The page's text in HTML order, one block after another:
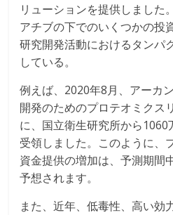
リューションを提供しました
アチブの下でのいくつかの投
研究開発活動におけるタンパ
している。
例えば、2020年8月、アーカ
開発のためのプロテオミクス
に、国立衛生研究所から
受領しました。このように、
資金提供の増加は、予測期間
予想されます。
また、近年、低毒性、高い効